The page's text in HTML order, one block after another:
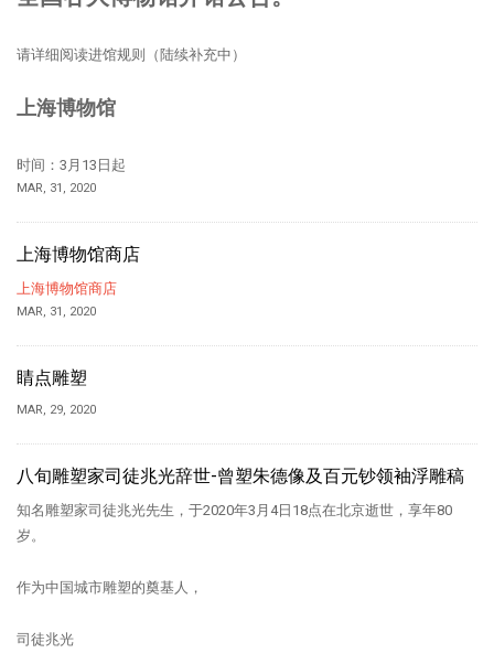
请详细阅读进馆规则（陆续补充中）
上海博物馆
时间：3月13日起
MAR, 31, 2020
上海博物馆商店
上海博物馆商店
MAR, 31, 2020
睛点雕塑
MAR, 29, 2020
八旬雕塑家司徒兆光辞世-曾塑朱德像及百元钞领袖浮雕稿
知名雕塑家司徒兆光先生，于2020年3月4日18点在北京逝世，享年80
岁。
作为中国城市雕塑的奠基人，
司徒兆光